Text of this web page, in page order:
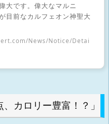
大です。偉大なマルニ
目前なカルフェオン神聖大
News/Notice/Detai
カロリー豊富！？」